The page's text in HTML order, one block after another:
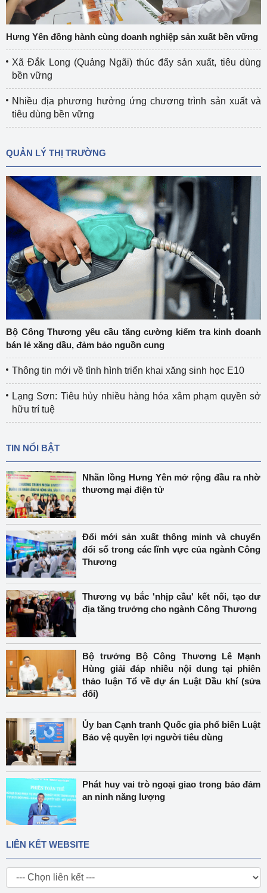
Hưng Yên đồng hành cùng doanh nghiệp sản xuất bền vững
Xã Đắk Long (Quảng Ngãi) thúc đẩy sản xuất, tiêu dùng
bền vững
Nhiều địa phương hưởng ứng chương trình sản xuất và
tiêu dùng bền vững
QUẢN LÝ THỊ TRƯỜNG
Bộ Công Thương yêu cầu tăng cường kiểm tra kinh doanh
bán lẻ xăng dầu, đảm bảo nguồn cung
Thông tin mới về tình hình triển khai xăng sinh học E10
Lạng Sơn: Tiêu hủy nhiều hàng hóa xâm phạm quyền sở
hữu trí tuệ
TIN NỔI BẬT
Nhãn lồng Hưng Yên mở rộng đầu ra nhờ
thương mại điện tử
Đổi mới sản xuất thông minh và chuyển
đổi số trong các lĩnh vực của ngành Công
Thương
Thương vụ bắc 'nhịp cầu' kết nối, tạo dư
địa tăng trưởng cho ngành Công Thương
Bộ trưởng Bộ Công Thương Lê Mạnh
Hùng giải đáp nhiều nội dung tại phiên
thảo luận Tổ về dự án Luật Dầu khí (sửa
đổi)
Ủy ban Cạnh tranh Quốc gia phổ biến Luật
Bảo vệ quyền lợi người tiêu dùng
Phát huy vai trò ngoại giao trong bảo đảm
an ninh năng lượng
LIÊN KẾT WEBSITE